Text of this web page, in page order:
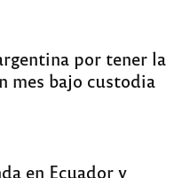
por tener la
mes bajo custodia
en Ecuador y